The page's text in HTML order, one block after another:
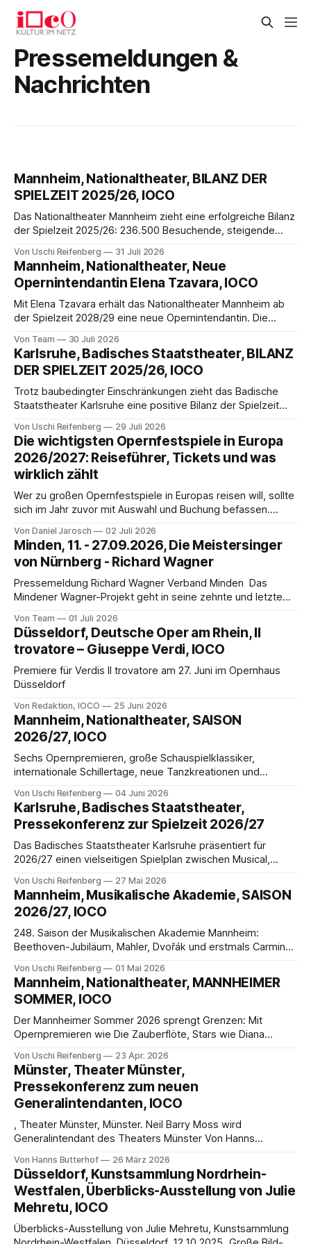
Pressemeldungen &
Nachrichten
Mannheim, Nationaltheater, BILANZ DER
SPIELZEIT 2025/26, IOCO
Das Nationaltheater Mannheim zieht eine erfolgreiche Bilanz
der Spielzeit 2025/26: 236.500 Besuchende, steigende
und das Festival „Mannheimer Sommer“ begeisterten mit
ausverkauften Vorstellungen und großem
Publikumszuspruch.
Von Uschi Reifenberg 31 Juli 2026
Mannheim, Nationaltheater, Neue
Opernintendantin Elena Tzavara, IOCO
Mit Elena Tzavara erhält das Nationaltheater Mannheim ab
der Spielzeit 2028/29 eine neue Opernintendantin. Die
Albrecht Puhlmann und soll die erfolgreiche Entwicklung der
Oper mit neuen künstlerischen Impulsen fortführen.
Von Team 30 Juli 2026
Karlsruhe, Badisches Staatstheater, BILANZ
DER SPIELZEIT 2025/26, IOCO
Trotz baubedingter Einschränkungen zieht das Badische
Staatstheater Karlsruhe eine positive Bilanz der Spielzeit
Premieren, starke Kooperationen und neue Netzwerke
belegen die kulturelle Strahlkraft des Hauses in
herausfordernden Zeiten.
Von Uschi Reifenberg 29 Juli 2026
Die wichtigsten Opernfestspiele in Europa
2026/2027: Reiseführer, Tickets und was
wirklich zählt
Wer zu großen Opernfestspiele in Europas reisen will, sollte
sich im Jahr zuvor mit Auswahl und Buchung befassen.
Frühjahr nur noch Übriggebliebenes. Hier finden Sie
Informationen führt durch zehn bedeutende
Opernfestspiele Europas – von den Bayreuther Festspielen
bis zu den Händel-Festspielen Karlsruhe – und
Von Daniel Jarosch 02 Juli 2026
Minden, 11. - 27.09.2026, Die Meistersinger
von Nürnberg - Richard Wagner
Pressemeldung Richard Wagner Verband Minden Das
Mindener Wagner-Projekt geht in seine zehnte und letzte
musikalischer Qualität im Mindener Stadttheater stattfinden.
Am 11. September 2026 haben „Die Meistersinger von
Nürnberg“ Premiere. Damit schließt sich ein Kreis, der 2002
mit „Der fliegende Holländer“ begann
Von Team 01 Juli 2026
Düsseldorf, Deutsche Oper am Rhein, Il
trovatore – Giuseppe Verdi, IOCO
Premiere für Verdis Il trovatore am 27. Juni im Opernhaus
Düsseldorf
Von Redaktion, IOCO 25 Juni 2026
Mannheim, Nationaltheater, SAISON
2026/27, IOCO
Sechs Opernpremieren, große Schauspielklassiker,
internationale Schillertage, neue Tanzkreationen und
präsentiert für 2026/27 ein abwechslungsreiches Programm
zwischen Verdi, Puccini, Uraufführungen, Innovation und
Tradition.
Von Uschi Reifenberg 04 Juni 2026
Karlsruhe, Badisches Staatstheater,
Pressekonferenz zur Spielzeit 2026/27
Das Badisches Staatstheater Karlsruhe präsentiert für
2026/27 einen vielseitigen Spielplan zwischen Musical,
Uraufführungen und Kooperationen treffen auf Sparzwänge
– künstlerische Vielfalt bleibt dennoch das zentrale
Versprechen.
Von Uschi Reifenberg 27 Mai 2026
Mannheim, Musikalische Akademie, SAISON
2026/27, IOCO
248. Saison der Musikalischen Akademie Mannheim:
Beethoven-Jubiläum, Mahler, Dvořák und erstmals Carmina
wachsender Strahlkraft setzt Mannheim erneut ein
kraftvolles Zeichen für die Zukunft sinfonischer Kultur.
Von Uschi Reifenberg 01 Mai 2026
Mannheim, Nationaltheater, MANNHEIMER
SOMMER, IOCO
Der Mannheimer Sommer 2026 sprengt Grenzen: Mit
Opernpremieren wie Die Zauberflöte, Stars wie Diana
18.–28. Juni zur Bühne eines vielfältigen
Musiktheaterfestivals.
Von Uschi Reifenberg 23 Apr. 2026
Münster, Theater Münster,
Pressekonferenz zum neuen
Generalintendanten, IOCO
, Theater Münster, Münster. Neil Barry Moss wird
Generalintendant des Theaters Münster Von Hanns
Stadt Münster, vertreten durch Kulturdezernentin Cornelia
Wilkens, und das Theater Münster, vertreten durch den
Kaufmännischen Direktor Dominik Baumann, die Wahl von
Neil Barry Moss zum kommenden Generalintendanten des
Theaters Münster
Von Hanns Butterhof 26 März 2026
Düsseldorf, Kunstsammlung Nordrhein-
Westfalen, Überblicks-Ausstellung von Julie
Mehretu, IOCO
Überblicks-Ausstellung von Julie Mehretu, Kunstsammlung